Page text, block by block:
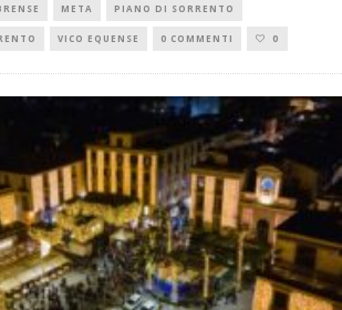
META PIANO DI SORRENTO
VICO EQUENSE 0 COMMENTI 0